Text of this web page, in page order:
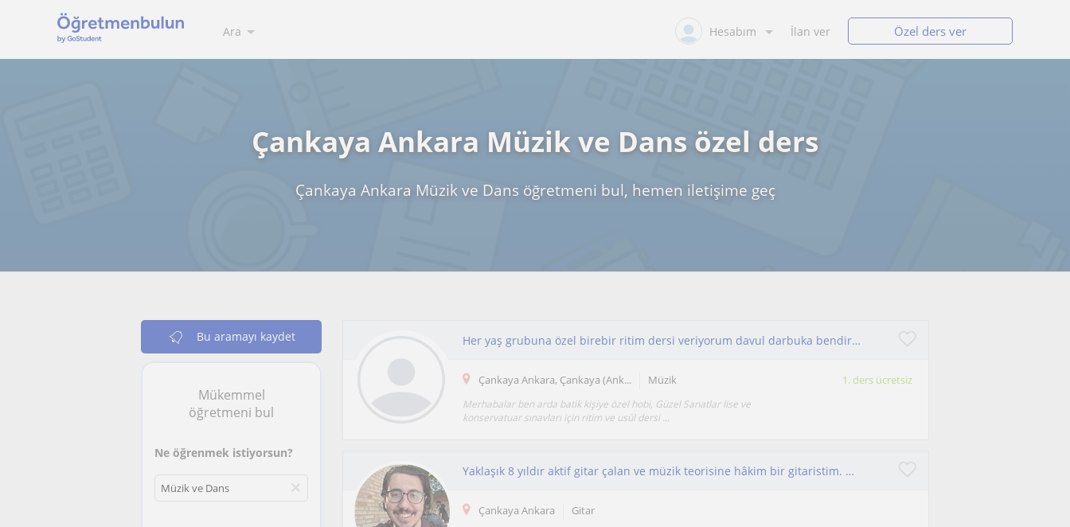
Ara Hesabım İlan ver Özel ders ver
Çankaya Ankara Müzik ve Dans özel ders
Çankaya Ankara Müzik ve Dans öğretmeni bul, hemen iletişime geç
Bu aramayı kaydet
Mükemmel
öğretmeni bul
Ne öğrenmek istiyorsun?
Her yaş grubuna özel birebir ritim dersi veriyorum davul darbuka bendir erbane kudüm online ve yüz yüze şeklinde
Çankaya Ankara, Çankaya (Ank... Müzik 1. ders ücretsiz
Merhabalar ben arda batik kişiye özel hobi, Güzel Sanatlar lise ve
konservatuar sınavları için ritim ve usül dersi ...
Yaklaşık 8 yıldır aktif gitar çalan ve müzik teorisine hâkim bir gitaristim. Ankara’da çevrimiçi ve yüzyüze ders verebilirim
Çankaya Ankara Gitar